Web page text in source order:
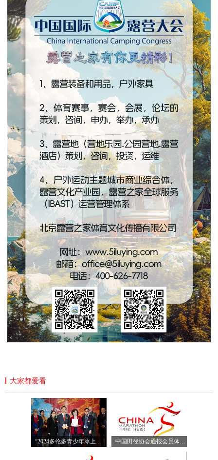
大家都爱看
“2024多伦多青少年冰上春晚”成功举办——加拿大总理特鲁多，中国驻加领事馆，中国国 中国田径协会通报会员体系进展，意推田径产业高质量发展